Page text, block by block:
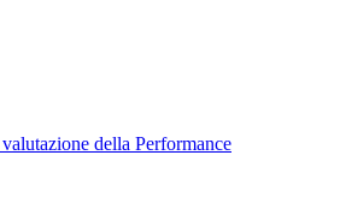
della Performance